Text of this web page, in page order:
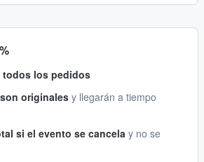
todos los pedidos
originales y llegarán a tiempo
si el evento se cancela y no se